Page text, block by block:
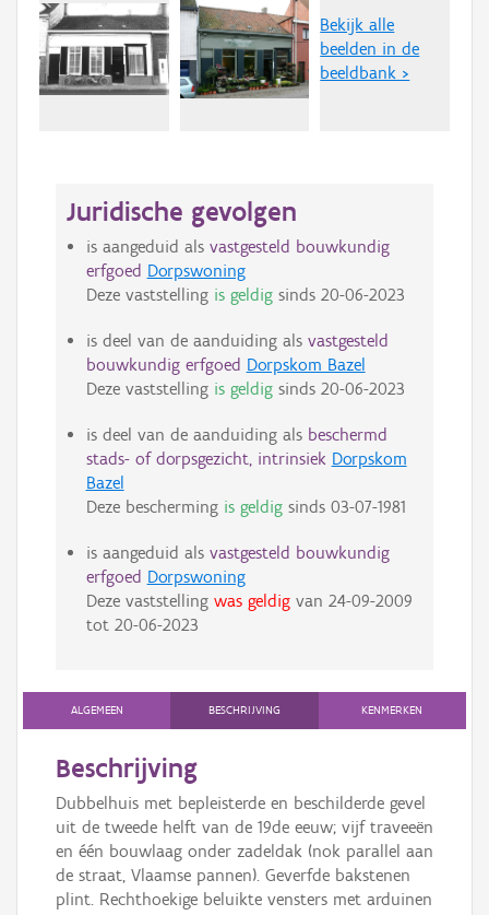
Bekijk alle
beelden in de
beeldbank >
Juridische gevolgen
is aangeduid als vastgesteld bouwkundig
erfgoed Dorpswoning
Deze vaststelling is geldigsinds 20-06-2023
is deel van de aanduiding als vastgesteld
bouwkundig erfgoed Dorpskom Bazel
Deze vaststelling is geldigsinds 20-06-2023
is deel van de aanduiding als beschermd
stads- of dorpsgezicht, intrinsiek Dorpskom
Bazel
Deze bescherming is geldigsinds 03-07-1981
is aangeduid als vastgesteld bouwkundig
erfgoed Dorpswoning
Deze vaststelling was geldigvan 24-09-2009
tot 20-06-2023
ALGEMEEN BESCHRIJVING KENMERKEN
Beschrijving
Dubbelhuis met bepleisterde en beschilderde gevel
uit de tweede helft van de 19de eeuw; vijf traveeën
en één bouwlaag onder zadeldak (nok parallel aan
de straat, Vlaamse pannen). Geverfde bakstenen
plint. Rechthoekige beluikte vensters met arduinen